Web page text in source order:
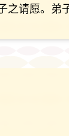
请愿。弟